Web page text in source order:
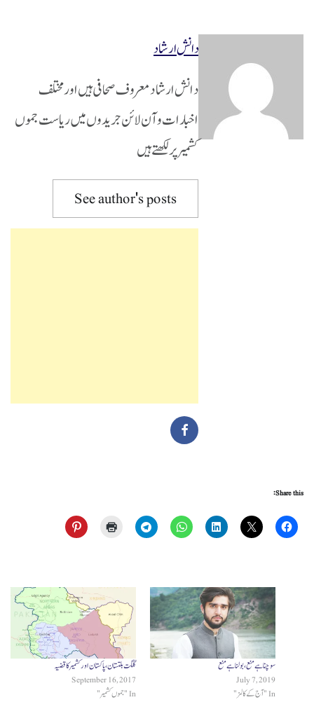
دانش ارشاد
دانش ارشاد معروف صحافی ہیں اورمختلف
اخبارات و آن لائن جریدوں میں ریاست جموں
کشمیر پر لکھتے ہیں
See author's posts
Share this:
گلگت بلتستان ، پاکستان اور کشمیر کا قضیہ
September 16, 2017
In "جموں کشمیر"
سوچنا ہے منع ، بولنا ہے منع
July 7, 2019
In "آج کے کالمز"